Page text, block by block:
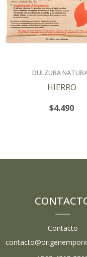
DULZURA
HIERRO
$4.490
Contacto